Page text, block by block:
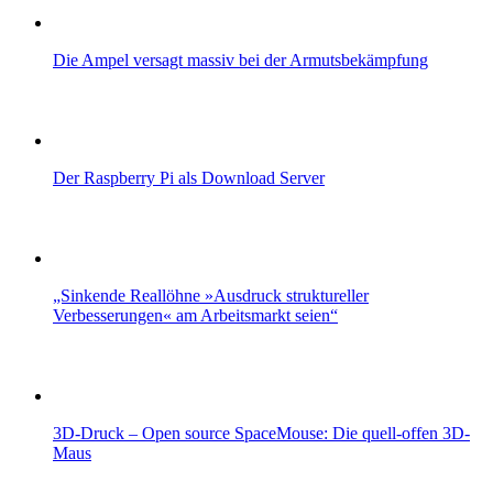
Die Ampel versagt massiv bei der Armutsbekämpfung
Der Raspberry Pi als Download Server
„Sinkende Reallöhne »Ausdruck struktureller
Verbesserungen« am Arbeitsmarkt seien“
3D-Druck – Open source SpaceMouse: Die quell-offen 3D-
Maus